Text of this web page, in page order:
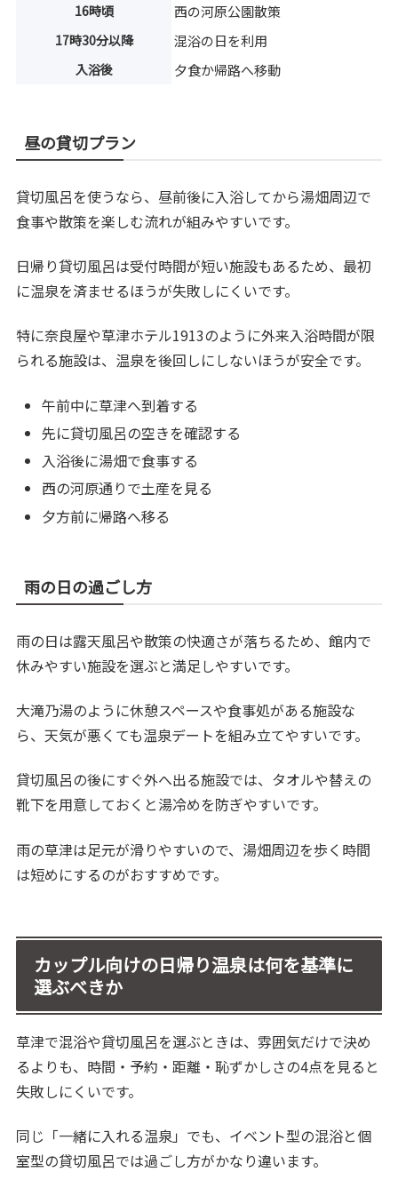
16時頃 西の河原公園散策
17時30分以降 混浴の日を利用
入浴後 夕食か帰路へ移動
昼の貸切プラン
貸切風呂を使うなら、昼前後に入浴してから湯畑周辺で
食事や散策を楽しむ流れが組みやすいです。
日帰り貸切風呂は受付時間が短い施設もあるため、最初
に温泉を済ませるほうが失敗しにくいです。
特に奈良屋や草津ホテル1913のように外来入浴時間が限
られる施設は、温泉を後回しにしないほうが安全です。
午前中に草津へ到着する
先に貸切風呂の空きを確認する
入浴後に湯畑で食事する
西の河原通りで土産を見る
夕方前に帰路へ移る
雨の日の過ごし方
雨の日は露天風呂や散策の快適さが落ちるため、館内で
休みやすい施設を選ぶと満足しやすいです。
大滝乃湯のように休憩スペースや食事処がある施設な
ら、天気が悪くても温泉デートを組み立てやすいです。
貸切風呂の後にすぐ外へ出る施設では、タオルや替えの
靴下を用意しておくと湯冷めを防ぎやすいです。
雨の草津は足元が滑りやすいので、湯畑周辺を歩く時間
は短めにするのがおすすめです。
カップル向けの日帰り温泉は何を基準に
選ぶべきか
草津で混浴や貸切風呂を選ぶときは、雰囲気だけで決め
るよりも、時間・予約・距離・恥ずかしさの4点を見ると
失敗しにくいです。
同じ「一緒に入れる温泉」でも、イベント型の混浴と個
室型の貸切風呂では過ごし方がかなり違います。